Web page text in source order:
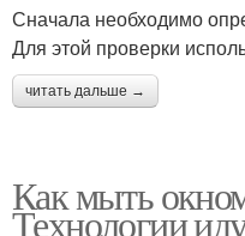
Сначала необходимо
Для этой проверки
читать дальше →
Как мыть
Технологии